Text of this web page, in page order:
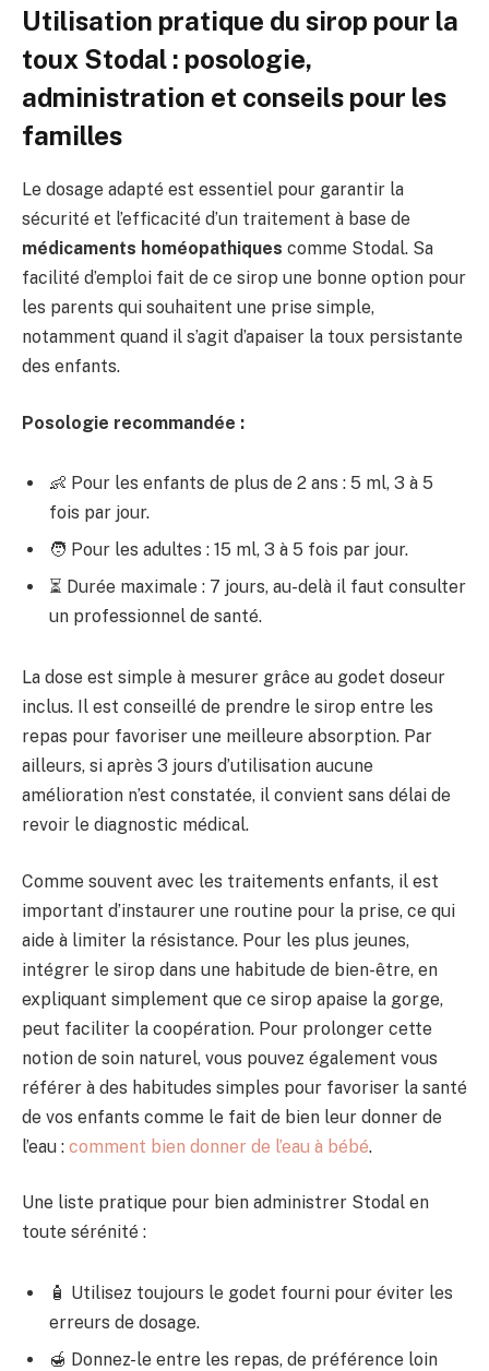
Utilisation pratique du sirop pour la
toux Stodal : posologie,
administration et conseils pour les
familles
Le dosage adapté est essentiel pour garantir la
sécurité et l’efficacité d’un traitement à base de
médicaments homéopathiques comme Stodal. Sa
facilité d’emploi fait de ce sirop une bonne option pour
les parents qui souhaitent une prise simple,
notamment quand il s’agit d’apaiser la toux persistante
des enfants.
Posologie recommandée :
👶 Pour les enfants de plus de 2 ans : 5 ml, 3 à 5
fois par jour.
🧑 Pour les adultes : 15 ml, 3 à 5 fois par jour.
⏳ Durée maximale : 7 jours, au-delà il faut consulter
un professionnel de santé.
La dose est simple à mesurer grâce au godet doseur
inclus. Il est conseillé de prendre le sirop entre les
repas pour favoriser une meilleure absorption. Par
ailleurs, si après 3 jours d’utilisation aucune
amélioration n’est constatée, il convient sans délai de
revoir le diagnostic médical.
Comme souvent avec les traitements enfants, il est
important d’instaurer une routine pour la prise, ce qui
aide à limiter la résistance. Pour les plus jeunes,
intégrer le sirop dans une habitude de bien-être, en
expliquant simplement que ce sirop apaise la gorge,
peut faciliter la coopération. Pour prolonger cette
notion de soin naturel, vous pouvez également vous
référer à des habitudes simples pour favoriser la santé
de vos enfants comme le fait de bien leur donner de
l’eau : comment bien donner de l’eau à bébé.
Une liste pratique pour bien administrer Stodal en
toute sérénité :
🧴 Utilisez toujours le godet fourni pour éviter les
erreurs de dosage.
🍯 Donnez-le entre les repas, de préférence loin